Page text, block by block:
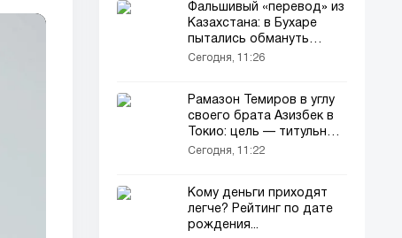
Фальшивый «перевод» из
Казахстана: в Бухаре
пытались обмануть
абитуриента на 26
Сегодня, 11:26
Рамазон Темиров в углу
своего брата Азизбек в
Токио: цель — титульный
бой
Сегодня, 11:22
Кому деньги приходят
легче? Рейтинг по дате
рождения...